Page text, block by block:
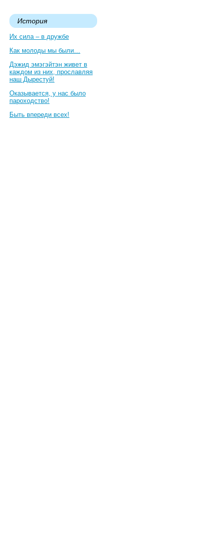
История
Их сила – в дружбе
Как молоды мы были…
Дэжид эмэгэйтэн живет в
каждом из них, прославляя
наш Дырестуй!
Оказывается, у нас было
пароходство!
Быть впереди всех!